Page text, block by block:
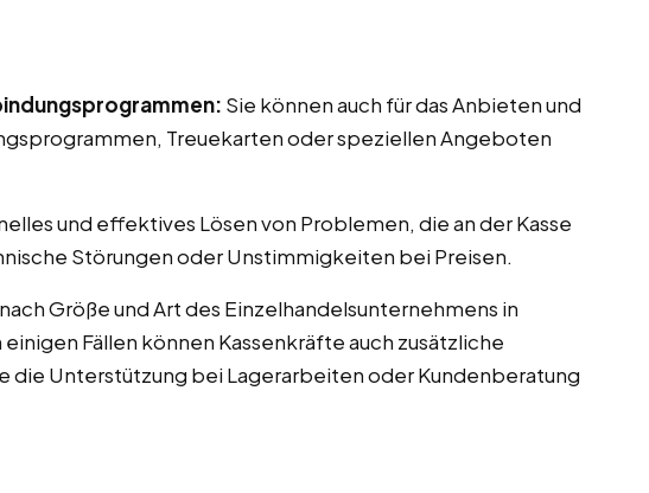
Sie können auch für das Anbieten und
Treuekarten oder speziellen Angeboten
und effektives Lösen von Problemen, die an der Kasse
Störungen oder Unstimmigkeiten bei Preisen.
Größe und Art des Einzelhandelsunternehmens in
Fällen können Kassenkräfte auch zusätzliche
die Unterstützung bei Lagerarbeiten oder Kundenberatung